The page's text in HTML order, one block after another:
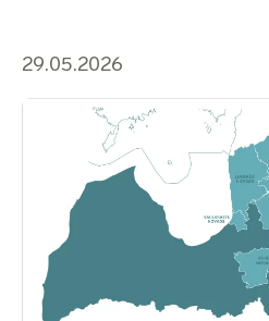
29.05.2026